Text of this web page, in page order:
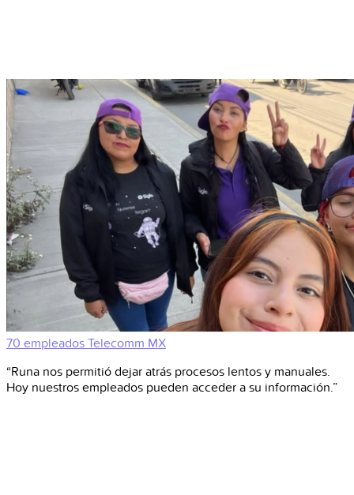
70 empleados Telecomm MX
“Runa nos permitió dejar atrás procesos lentos y manuales.
Hoy nuestros empleados pueden acceder a su información.”